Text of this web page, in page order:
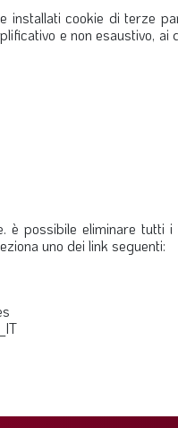
installati cookie di terze
e non esaustivo, ai
possibile eliminare tutti i
uno dei link seguenti: